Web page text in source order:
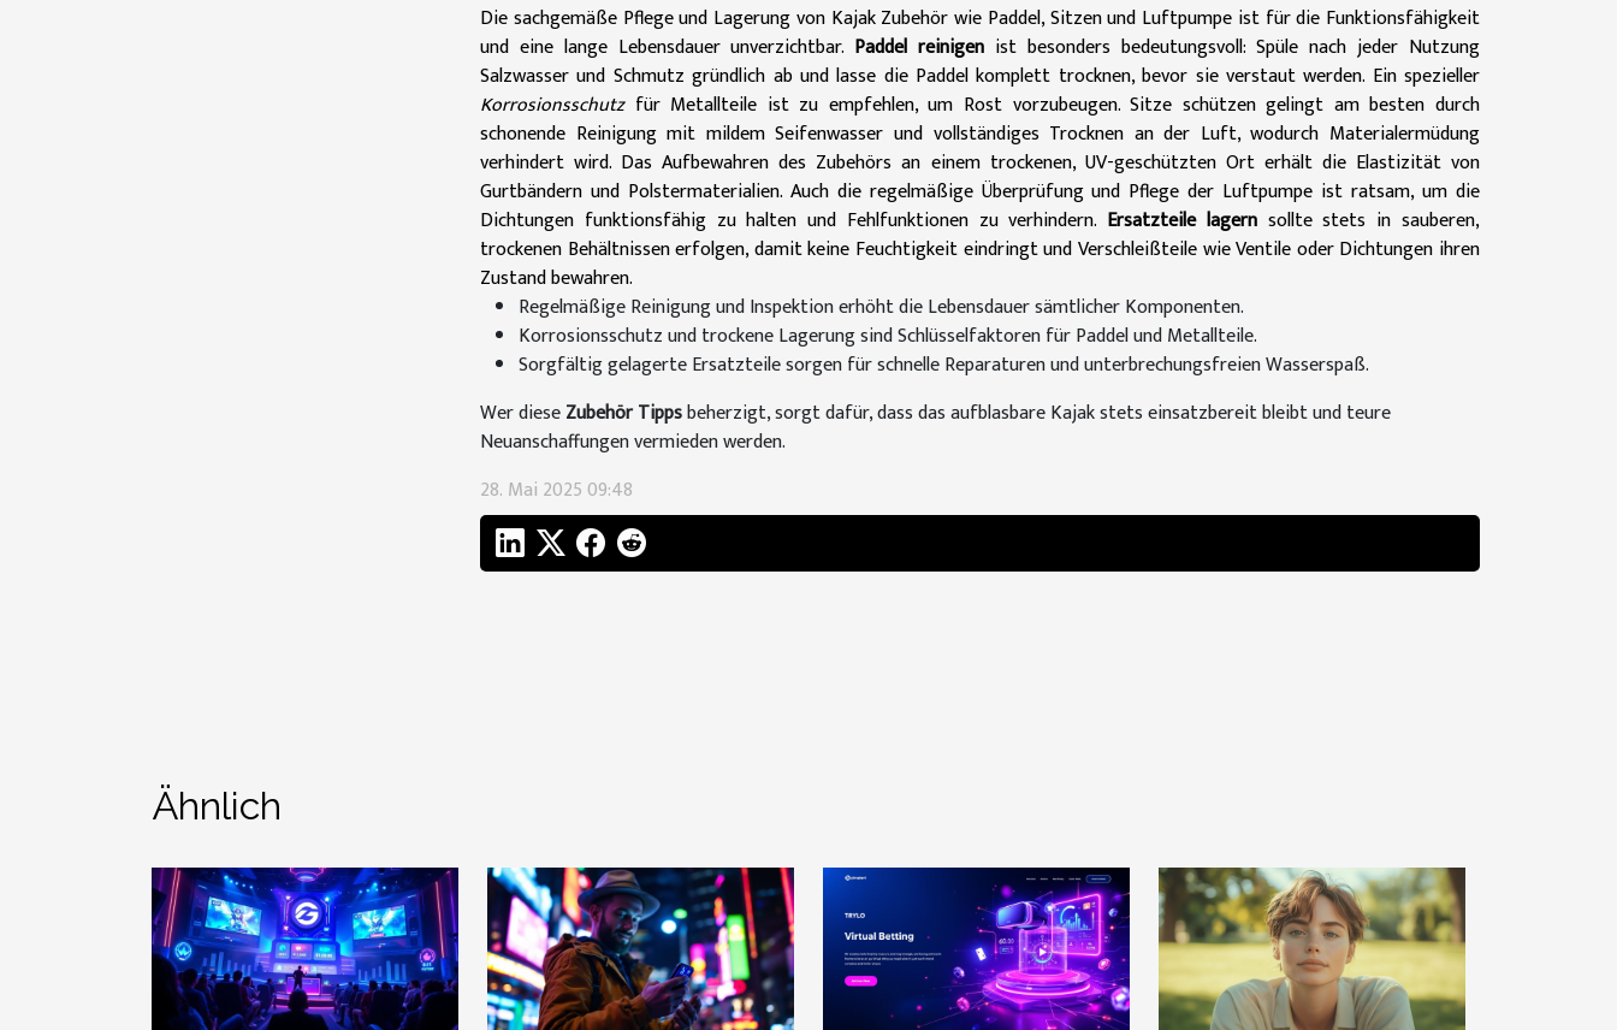
Die sachgemäße Pflege und Lagerung von Kajak Zubehör wie Paddel, Sitzen und Luftpumpe ist für die Funktionsfähigkeit
und eine lange Lebensdauer unverzichtbar. Paddel reinigen ist besonders bedeutungsvoll: Spüle nach jeder Nutzung
Salzwasser und Schmutz gründlich ab und lasse die Paddel komplett trocknen, bevor sie verstaut werden. Ein spezieller
Korrosionsschutzfür Metallteile ist zu empfehlen, um Rost vorzubeugen. Sitze schützen gelingt am besten durch
schonende Reinigung mit mildem Seifenwasser und vollständiges Trocknen an der Luft, wodurch Materialermüdung
verhindert wird. Das Aufbewahren des Zubehörs an einem trockenen, UV-geschützten Ort erhält die Elastizität von
Gurtbändern und Polstermaterialien. Auch die regelmäßige Überprüfung und Pflege der Luftpumpe ist ratsam, um die
Dichtungen funktionsfähig zu halten und Fehlfunktionen zu verhindern. Ersatzteile lagernsollte stets in sauberen,
trockenen Behältnissen erfolgen, damit keine Feuchtigkeit eindringt und Verschleißteile wie Ventile oder Dichtungen ihren
Zustand bewahren.
Regelmäßige Reinigung und Inspektion erhöht die Lebensdauer sämtlicher Komponenten.
Korrosionsschutz und trockene Lagerung sind Schlüsselfaktoren für Paddel und Metallteile.
Sorgfältig gelagerte Ersatzteile sorgen für schnelle Reparaturen und unterbrechungsfreien Wasserspaß.
Wer dieseZubehör Tippsbeherzigt, sorgt dafür, dass das aufblasbare Kajak stets einsatzbereit bleibt und teure
Neuanschaffungen vermieden werden.
28. Mai 2025 09:48
Ähnlich